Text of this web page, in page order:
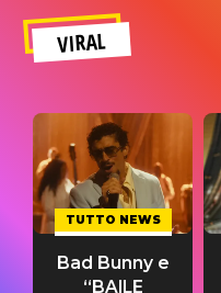
VIRAL
TUTTO NEWS
Bad Bunny e
“BAILE